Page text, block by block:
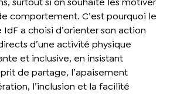
comportement. C’est pourquoi le
a choisi d’orienter son action
d’une activité physique
et inclusive, en insistant
de partage, l’apaisement
l’inclusion et la facilité